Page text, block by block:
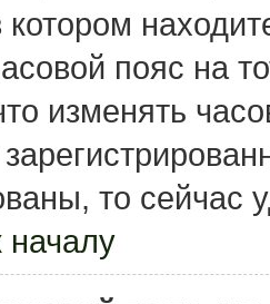
котором
пояс на
изменять
то сейчас
началу